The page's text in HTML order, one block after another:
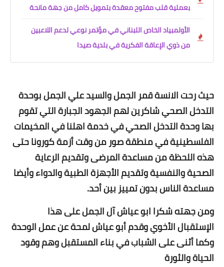
بعملية قلب مفتوح معقدة بتمويل كامل من جهة مانحة
الأولمبياد الخاص اللبناني في مؤتمر نوعي لدعم اللاعبين
من ذوي الإعاقة الفكرية في بلدية صيدا
حيث رحت الانسة قمر الجمل والسيد علي الجمل بوحدة
التدخل الصحي شاكرين لهم الجهود الجبارة التي تقوم
بها وحدة التدخل الصحي في خدمة اهلنا في المخيمات
الفلسطينية في منطقة صور من وقت أزمة كورونا حتى
هذه اللحظة من مساعدة المرضى وتقديم الرعاية
الصحية والنفسية وتقديم الأجهزة الطبية والدواء وأيضا
مساعدة الناس بدون تمييز بين أحد.
ومن جهته شكرا ابو عياش آل الجمل على هذا
الإستقبال الأخوي وقدم أبو عياش لمحة عن عمل الوحدة
وكما أثنى على الشباب في بناء المستقبل وهم وقود
الحياة والثورة